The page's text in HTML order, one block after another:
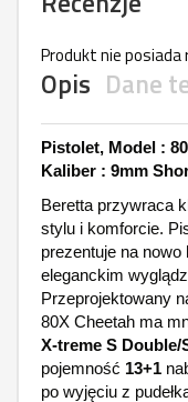
Produkt nie posiada
Opis Dane
Pistolet, Model :
Kaliber : 9mm
Beretta przywraca
stylu i komforcie.
prezentuje na
eleganckim
Przeprojektowany
80X Cheetah ma
X-treme S Double/
pojemność 13+1
po wyjęciu z